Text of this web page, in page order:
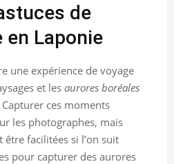
de
Laponie
une expérience de voyage
et les aurores boréales
ces moments
les photographes, mais
être facilitées si l’on suit
pour capturer des aurores